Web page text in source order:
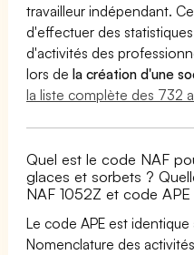
travailleur indépendant.
d'effectuer des
d'activités des
lors dela création d'une
la liste complète des 732
Quel est le code NAF
glaces et sorbets ?
NAF 1052Z et code
Le code APE est
Nomenclature des